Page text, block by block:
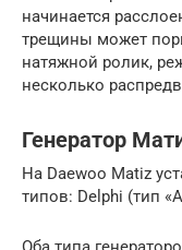
начинается
трещины может
натяжной ролик,
несколько
Генератор
На Daewoo Matiz
типов: Delphi (тип